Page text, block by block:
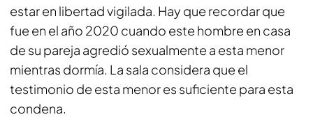
estar en libertad vigilada. Hay que recordar que
fue en el año 2020 cuando este hombre en casa
de su pareja agredió sexualmente a esta menor
mientras dormía. La sala considera que el
testimonio de esta menor es suficiente para esta
condena.